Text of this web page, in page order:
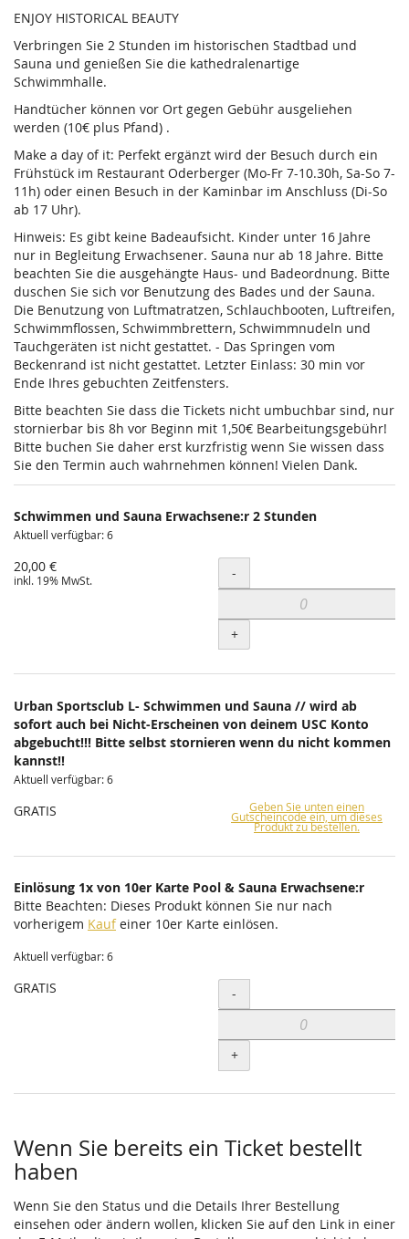
ENJOY HISTORICAL BEAUTY
Verbringen Sie 2 Stunden im historischen Stadtbad und
Sauna und genießen Sie die kathedralenartige
Schwimmhalle.
Handtücher können vor Ort gegen Gebühr ausgeliehen
werden (10€ plus Pfand) .
Make a day of it: Perfekt ergänzt wird der Besuch durch ein
Frühstück im Restaurant Oderberger (Mo-Fr 7-10.30h, Sa-So 7-
11h) oder einen Besuch in der Kaminbar im Anschluss (Di-So
ab 17 Uhr).
Hinweis: Es gibt keine Badeaufsicht. Kinder unter 16 Jahre
nur in Begleitung Erwachsener. Sauna nur ab 18 Jahre. Bitte
beachten Sie die ausgehängte Haus- und Badeordnung. Bitte
duschen Sie sich vor Benutzung des Bades und der Sauna.
Die Benutzung von Luftmatratzen, Schlauchbooten, Luftreifen,
Schwimmflossen, Schwimmbrettern, Schwimmnudeln und
Tauchgeräten ist nicht gestattet. - Das Springen vom
Beckenrand ist nicht gestattet. Letzter Einlass: 30 min vor
Ende Ihres gebuchten Zeitfensters.
Bitte beachten Sie dass die Tickets nicht umbuchbar sind, nur
stornierbar bis 8h vor Beginn mit 1,50€ Bearbeitungsgebühr!
Bitte buchen Sie daher erst kurzfristig wenn Sie wissen dass
Sie den Termin auch wahrnehmen können! Vielen Dank.
Schwimmen und Sauna Erwachsene:r 2 Stunden
Aktuell verfügbar: 6
20,00 €
inkl. 19% MwSt. Menge
-
+
Urban Sportsclub L- Schwimmen und Sauna // wird ab
sofort auch bei Nicht-Erscheinen von deinem USC Konto
abgebucht!!! Bitte selbst stornieren wenn du nicht kommen
kannst!!
Aktuell verfügbar: 6
GRATIS Geben Sie unten einen
Gutscheincode ein, um dieses
Produkt zu bestellen.
Einlösung 1x von 10er Karte Pool & Sauna Erwachsene:r
Bitte Beachten: Dieses Produkt können Sie nur nach
vorherigem Kaufeiner 10er Karte einlösen.
Aktuell verfügbar: 6
GRATIS Menge
-
+
Wenn Sie bereits ein Ticket bestellt
haben
Wenn Sie den Status und die Details Ihrer Bestellung
einsehen oder ändern wollen, klicken Sie auf den Link in einer